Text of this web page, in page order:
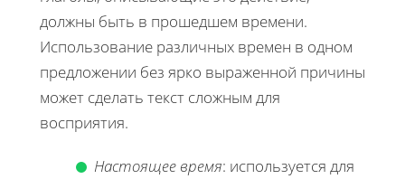
должны быть в прошедшем времени.
Использование различных времен в одном
предложении без ярко выраженной причины
может сделать текст сложным для
восприятия.
Настоящее время: используется для